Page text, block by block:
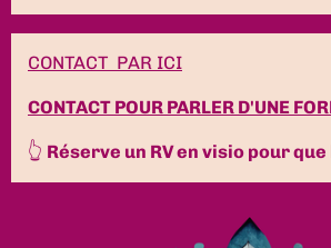
CONTACT PAR ICI
CONTACT POUR PARLER D'UNE
👆 Réserve un RV en visio pour